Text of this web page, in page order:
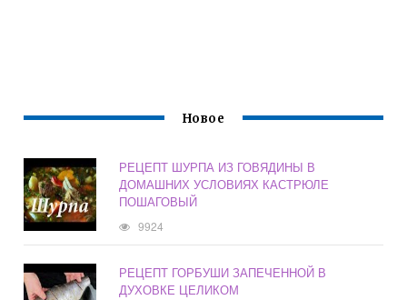
Новое
РЕЦЕПТ ШУРПА ИЗ ГОВЯДИНЫ В
ДОМАШНИХ УСЛОВИЯХ КАСТРЮЛЕ
ПОШАГОВЫЙ
9924
РЕЦЕПТ ГОРБУШИ ЗАПЕЧЕННОЙ В
ДУХОВКЕ ЦЕЛИКОМ